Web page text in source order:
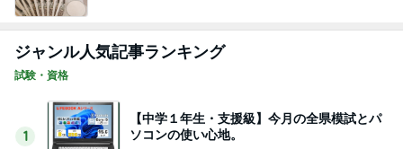
ジャンル人気記事ランキング
試験・資格
1
【中学１年生・支援級】今月の全県模試とパ
ソコンの使い心地。